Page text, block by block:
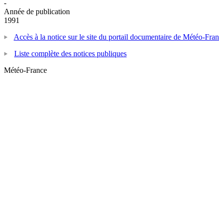
-
Année de publication
1991
Accès à la notice sur le site du portail documentaire de Météo-
Liste complète des notices publiques
Météo-France